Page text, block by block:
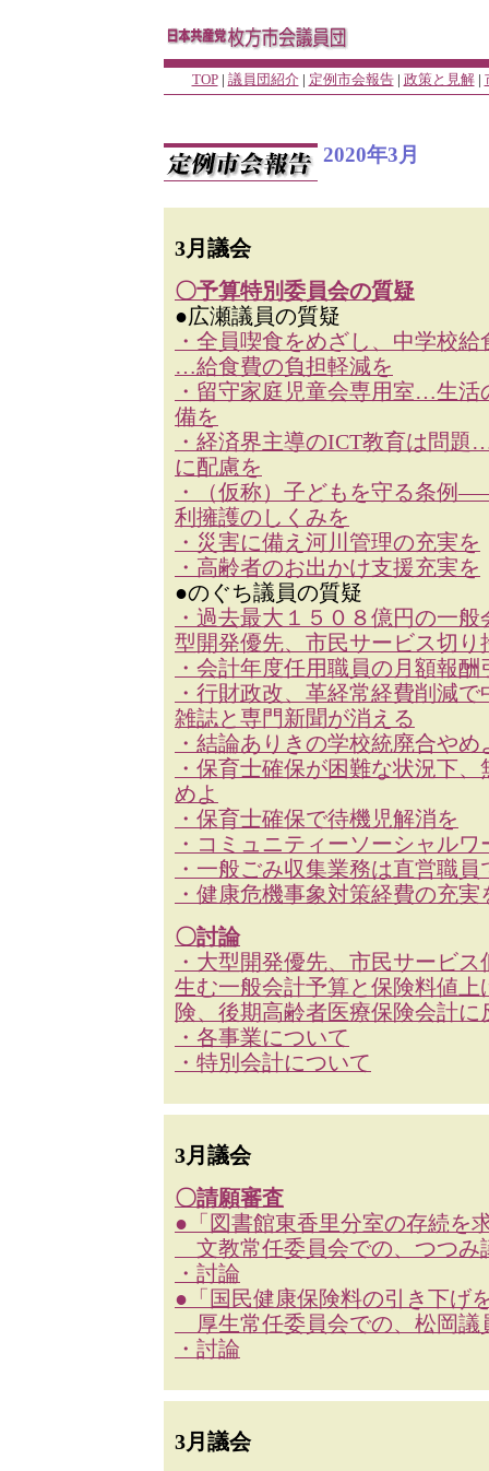
TOP| 議員団紹介| 定例市会報告| 政策と見解|
2020年3月
3月議会
〇予算特別委員会の質疑
●広瀬議員の質疑
・全員喫食をめざし、中学校
…給食費の負担軽減を
・留守家庭児童会専用室…生活
備を
・経済界主導のICT教育は問
に配慮を
・（仮称）子どもを守る条例
利擁護のしくみを
・災害に備え河川管理の充実を
・高齢者のお出かけ支援充実を
●のぐち議員の質疑
・過去最大１５０８億円の一
型開発優先、市民サービス切り
・会計年度任用職員の月額報
・行財政改、革経常経費削減
雑誌と専門新聞が消える
・結論ありきの学校統廃合やめ
・保育士確保が困難な状況下
めよ
・保育士確保で待機児解消を
・コミュニティーソーシャル
・一般ごみ収集業務は直営職員
・健康危機事象対策経費の充実
〇討論
・大型開発優先、市民サービ
生む一般会計予算と保険料値上
険、後期高齢者医療保険会計に
・各事業について
・特別会計について
3月議会
〇請願審査
●「図書館東香里分室の存続を
文教常任委員会での、つつみ
・討論
●「国民健康保険料の引き下げ
厚生常任委員会での、松岡議
・討論
3月議会